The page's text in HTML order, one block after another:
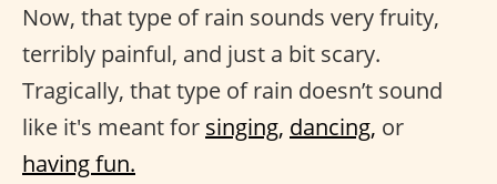
Now, that type of rain sounds very fruity,
terribly painful, and just a bit scary.
Tragically, that type of rain doesn’t sound
like it's meant for singing, dancing, or
having fun.